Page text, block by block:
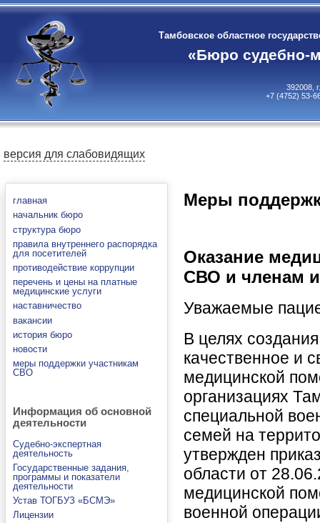
Тамбовское областное
«Бюро судебно-
392008,
+7 (4752) 53-
версия для слабовидящих
главная
начальник бюро
структура бюро
правила внутреннего распорядка
для посетителей
противодействие коррупции
перечень и цены на платные
медицинские услуги
наставничество
вакансии
история бюро
новости
меры поддержки участникам
СВО
Информация об основной
деятельности
Судебно-экспертная
деятельность
Государственные задания,
программы и показатели
деятельности
Устав ТОГБУЗ «БСМЭ»
Лицензии
Меры
Оказание
СВО и членам
Уважаемые
В целях
качественное и
медицинской
организациях
специальной
семей на
утвержден
области от
медицинской
военной